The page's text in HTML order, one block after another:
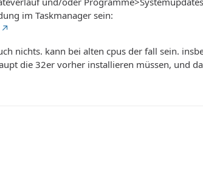
im Taskmanager sein:
nichts. kann bei alten cpus der fall sein.
die 32er vorher installieren müssen, und